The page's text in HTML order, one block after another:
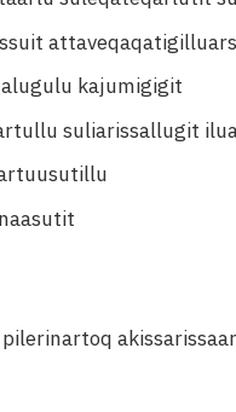
kajumigigit
suliarissallugit